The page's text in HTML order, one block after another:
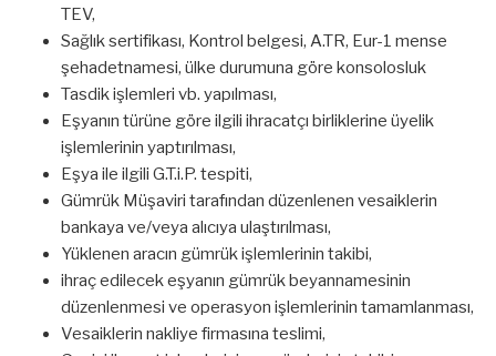
TEV,
Sağlık sertifikası, Kontrol belgesi, A.TR, Eur-1 mense
şehadetnamesi, ülke durumuna göre konsolosluk
Tasdik işlemleri vb. yapılması,
Eşyanın türüne göre ilgili ihracatçı birliklerine üyelik
işlemlerinin yaptırılması,
Eşya ile ilgili G.T.i.P. tespiti,
Gümrük Müşaviri tarafından düzenlenen vesaiklerin
bankaya ve/veya alıcıya ulaştırılması,
Yüklenen aracın gümrük işlemlerinin takibi,
ihraç edilecek eşyanın gümrük beyannamesinin
düzenlenmesi ve operasyon işlemlerinin tamamlanması,
Vesaiklerin nakliye firmasına teslimi,